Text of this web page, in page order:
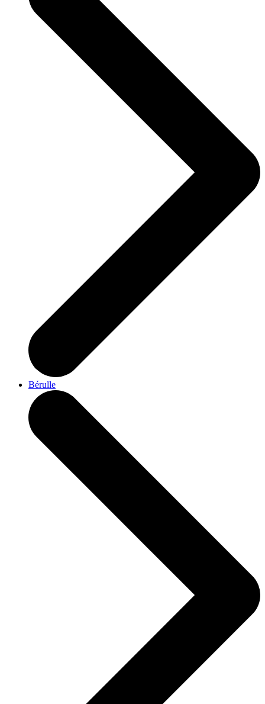
Bérulle